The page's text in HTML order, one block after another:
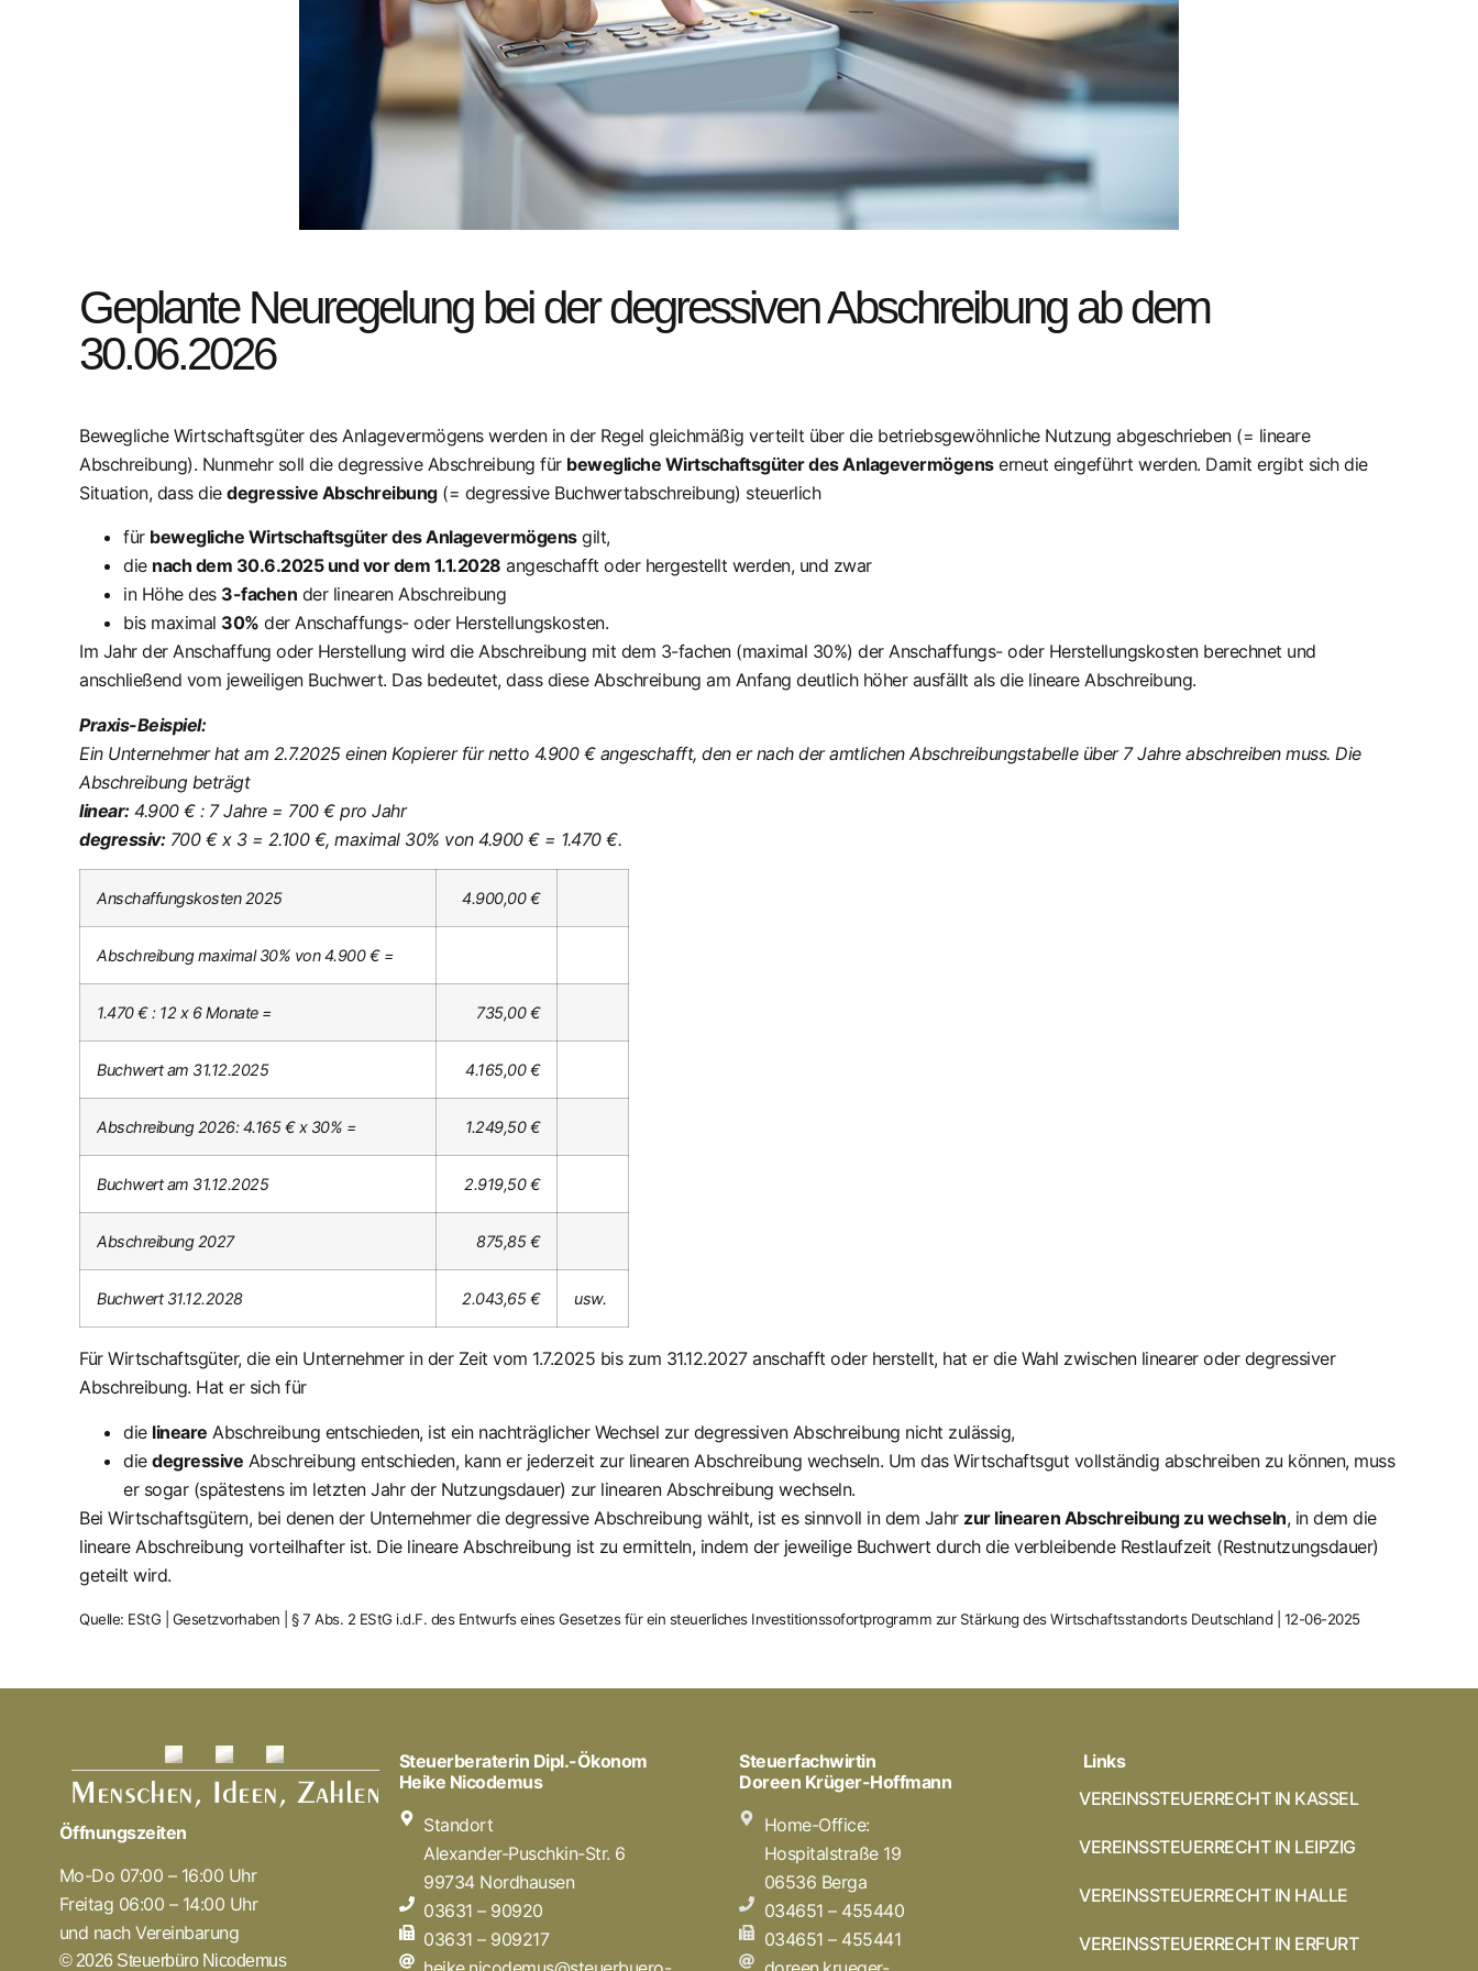
Geplante Neuregelung bei der degressiven Abschreibung ab dem
30.06.2026
Bewegliche Wirtschaftsgüter des Anlagevermögens werden in der Regel gleichmäßig verteilt über die betriebsgewöhnliche Nutzung abgeschrieben (= lineare
Abschreibung). Nunmehr soll die degressive Abschreibung für bewegliche Wirtschaftsgüter des Anlagevermögenserneut eingeführt werden. Damit ergibt sich die
Situation, dass die degressive Abschreibung(= degressive Buchwertabschreibung) steuerlich
für bewegliche Wirtschaftsgüter des Anlagevermögensgilt,
die nach dem 30.6.2025 und vor dem 1.1.2028 angeschafft oder hergestellt werden, und zwar
in Höhe des 3-fachen der linearen Abschreibung
bis maximal 30% der Anschaffungs- oder Herstellungskosten.
Im Jahr der Anschaffung oder Herstellung wird die Abschreibung mit dem 3-fachen (maximal 30%) der Anschaffungs- oder Herstellungskosten berechnet und
anschließend vom jeweiligen Buchwert. Das bedeutet, dass diese Abschreibung am Anfang deutlich höher ausfällt als die lineare Abschreibung.
Praxis-Beispiel:
Ein Unternehmer hat am 2.7.2025 einen Kopierer für netto 4.900 € angeschafft, den er nach der amtlichen Abschreibungstabelle über 7 Jahre abschreiben muss. Die
Abschreibung beträgt
linear:4.900 € : 7 Jahre = 700 € pro Jahr
degressiv:700 € x 3 = 2.100 €, maximal 30% von 4.900 € = 1.470 €.
Anschaffungskosten 2025 4.900,00 €
Abschreibung maximal 30% von 4.900 € =
1.470 € : 12 x 6 Monate = 735,00 €
Buchwert am 31.12.2025 4.165,00 €
Abschreibung 2026: 4.165 € x 30% = 1.249,50 €
Buchwert am 31.12.2025 2.919,50 €
Abschreibung 2027 875,85 €
Buchwert 31.12.2028 2.043,65 € usw.
Für Wirtschaftsgüter, die ein Unternehmer in der Zeit vom 1.7.2025 bis zum 31.12.2027 anschafft oder herstellt, hat er die Wahl zwischen linearer oder degressiver
Abschreibung. Hat er sich für
die lineare Abschreibung entschieden, ist ein nachträglicher Wechsel zur degressiven Abschreibung nicht zulässig,
die degressive Abschreibung entschieden, kann er jederzeit zur linearen Abschreibung wechseln. Um das Wirtschaftsgut vollständig abschreiben zu können, muss
er sogar (spätestens im letzten Jahr der Nutzungsdauer) zur linearen Abschreibung wechseln.
Bei Wirtschaftsgütern, bei denen der Unternehmer die degressive Abschreibung wählt, ist es sinnvoll in dem Jahr zur linearen Abschreibung zu wechseln, in dem die
lineare Abschreibung vorteilhafter ist. Die lineare Abschreibung ist zu ermitteln, indem der jeweilige Buchwert durch die verbleibende Restlaufzeit (Restnutzungsdauer)
geteilt wird.
Quelle: EStG | Gesetzvorhaben | § 7 Abs. 2 EStG i.d.F. des Entwurfs eines Gesetzes für ein steuerliches Investitionssofortprogramm zur Stärkung des Wirtschaftsstandorts Deutschland | 12-06-2025
Öffnungszeiten
Mo-Do 07:00 – 16:00 Uhr
Freitag 06:00 – 14:00 Uhr
und nach Vereinbarung
© 2026 Steuerbüro Nicodemus
Steuerberaterin Dipl.-Ökonom
Heike Nicodemus
Standort
Alexander-Puschkin-Str. 6
99734 Nordhausen
03631 – 90920
03631 – 909217
Steuerfachwirtin
Doreen Krüger-Hoffmann
Home-Office:
Hospitalstraße 19
06536 Berga
034651 – 455440
034651 – 455441
Links
VEREINSSTEUERRECHT IN KASSEL
VEREINSSTEUERRECHT IN LEIPZIG
VEREINSSTEUERRECHT IN HALLE
VEREINSSTEUERRECHT IN ERFURT